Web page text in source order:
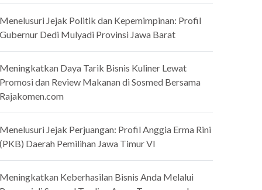
Jejak Politik dan Kepemimpinan: Profil
Dedi Mulyadi Provinsi Jawa Barat
Daya Tarik Bisnis Kuliner Lewat
dan Review Makanan di Sosmed Bersama
Jejak Perjuangan: Profil Anggia Erma Rini
Daerah Pemilihan Jawa Timur VI
Keberhasilan Bisnis Anda Melalui